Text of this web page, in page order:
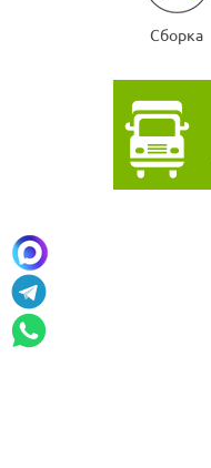
Сборка